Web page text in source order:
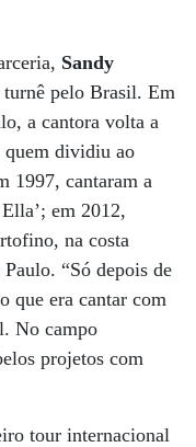
Sandy
turnê pelo Brasil. Em
a cantora volta a
quem dividiu ao
1997, cantaram a
em 2012,
na costa
“Só depois de
que era cantar com
No campo
projetos com
tour internacional